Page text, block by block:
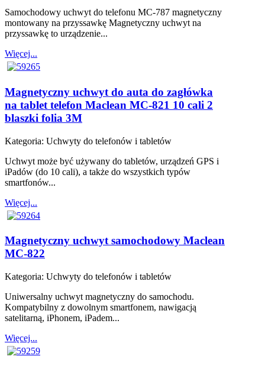
Samochodowy uchwyt do telefonu MC-787 magnetyczny
montowany na przyssawkę Magnetyczny uchwyt na
przyssawkę to urządzenie...
Więcej...
Magnetyczny uchwyt do auta do zagłówka
na tablet telefon Maclean MC-821 10 cali 2
blaszki folia 3M
Kategoria: Uchwyty do telefonów i tabletów
Uchwyt może być używany do tabletów, urządzeń GPS i
iPadów (do 10 cali), a także do wszystkich typów
smartfonów...
Więcej...
Magnetyczny uchwyt samochodowy Maclean
MC-822
Kategoria: Uchwyty do telefonów i tabletów
Uniwersalny uchwyt magnetyczny do samochodu.
Kompatybilny z dowolnym smartfonem, nawigacją
satelitarną, iPhonem, iPadem...
Więcej...